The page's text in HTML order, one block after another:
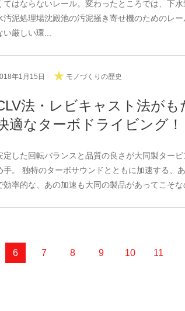
てはならないレール。変わったところでは、下
汚泥処理場沈殿池の汚泥掻き寄せ機のためのレ
い厳しい環...
年1月15日 モノづくりの歴史
法・レビキャスト法がも
適なターボドライビング！
定した回転バランスと品質の良さが大同製ター
手。 独特のターボサウンドとともに加速する、
効率的な、あの加速も大同の製品があってこそな
6 7 8 9 10 11